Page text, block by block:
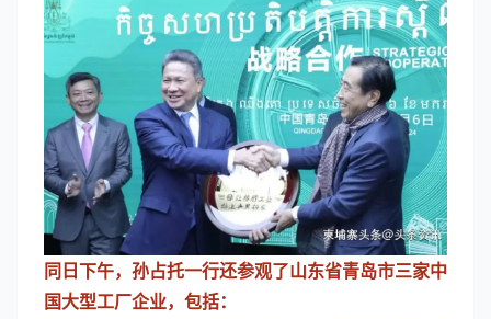
同日下午，孙占托一行还参观了山东省青岛市三家中
国大型工厂企业，包括：